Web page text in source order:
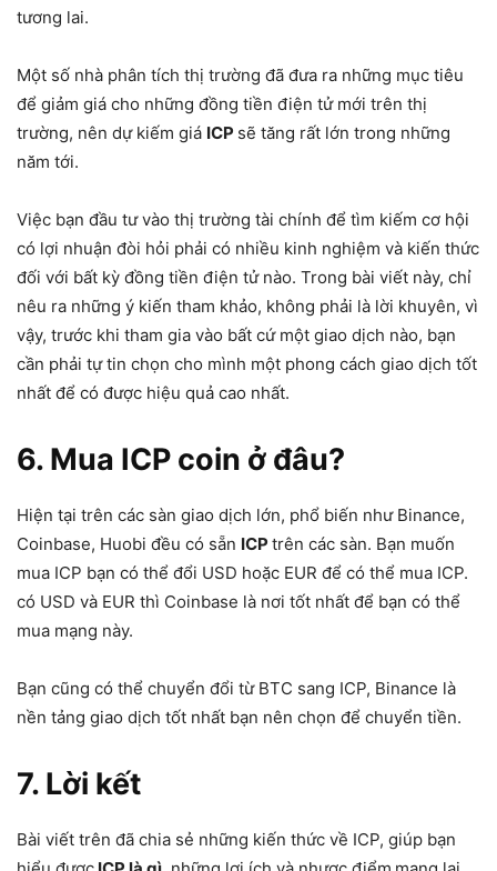
tương lai.
Một số nhà phân tích thị trường đã đưa ra những mục tiêu
để giảm giá cho những đồng tiền điện tử mới trên thị
trường, nên dự kiếm giá ICP sẽ tăng rất lớn trong những
năm tới.
Việc bạn đầu tư vào thị trường tài chính để tìm kiếm cơ hội
có lợi nhuận đòi hỏi phải có nhiều kinh nghiệm và kiến thức
đối với bất kỳ đồng tiền điện tử nào. Trong bài viết này, chỉ
nêu ra những ý kiến tham khảo, không phải là lời khuyên, vì
vậy, trước khi tham gia vào bất cứ một giao dịch nào, bạn
cần phải tự tin chọn cho mình một phong cách giao dịch tốt
nhất để có được hiệu quả cao nhất.
6. Mua ICP coin ở đâu?
Hiện tại trên các sàn giao dịch lớn, phổ biến như Binance,
Coinbase, Huobi đều có sẵn ICP trên các sàn. Bạn muốn
mua ICP bạn có thể đổi USD hoặc EUR để có thể mua ICP.
có USD và EUR thì Coinbase là nơi tốt nhất để bạn có thể
mua mạng này.
Bạn cũng có thể chuyển đổi từ BTC sang ICP, Binance là
nền tảng giao dịch tốt nhất bạn nên chọn để chuyển tiền.
7. Lời kết
Bài viết trên đã chia sẻ những kiến thức về ICP, giúp bạn